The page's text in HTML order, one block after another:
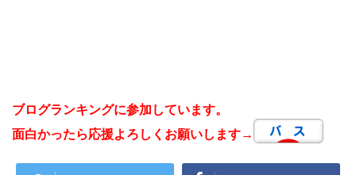
ブログランキングに参加しています。
面白かったら応援よろしくお願いします→